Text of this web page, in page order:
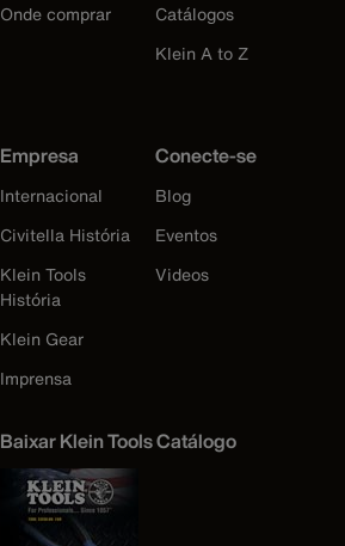
Onde comprar
Catálogos
Klein A to Z
Empresa
Internacional
Civitella História
Klein Tools
História
Klein Gear
Imprensa
Conecte-se
Blog
Eventos
Videos
Baixar Klein Tools Catálogo